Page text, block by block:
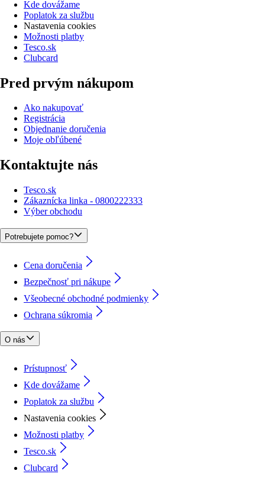
Kde dovážame
Poplatok za službu
Nastavenia cookies
Možnosti platby
Tesco.sk
Clubcard
Pred prvým nákupom
Ako nakupovať
Registrácia
Objednanie doručenia
Moje obľúbené
Kontaktujte nás
Tesco.sk
Zákaznícka linka - 0800222333
Výber obchodu
Potrebujete pomoc?
Cena doručenia
Bezpečnosť pri nákupe
Všeobecné obchodné podmienky
Ochrana súkromia
O nás
Prístupnosť
Kde dovážame
Poplatok za službu
Nastavenia cookies
Možnosti platby
Tesco.sk
Clubcard